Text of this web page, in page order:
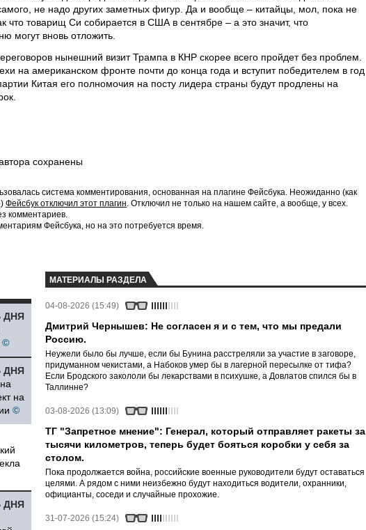
не надо других заметных фигур. Да и вообще – китайцы, мол, пока не
что товарищ Си собирается в США в сентябре – а это значит, что
могут вновь отложить.
нынешний визит Трампа в КНР скорее всего пройдет без проблем.
на американском фронте почти до конца года и вступит победителем в год
Китая его полномочия на посту лидера страны будут продлены на
сохранены
система комментирования, основанная на плагине Фейсбука. Неожиданно (как
Фейсбук отключил этот плагин. Отключил не только на нашем сайте, а вообще, у всех.
комментариев.
Фейсбука, но на это потребуется время.
ДНЯ
©
ДНЯ
на
©
ДНЯ
МАТЕРИАЛЫ РАЗДЕЛА
04-08-2026 (15:49)
Дмитрий Чернышев: Не согласен я и с тем, что мы предали
Россию.
Неужели было бы лучше, если бы Бунина расстреляли за участие в заговоре,
придуманном чекистами, а Набоков умер бы в лагерной пересылке от тифа?
Если Бродского закололи бы лекарствами в психушке, а Довлатов спился бы в
Таллинне?
03-08-2026 (13:09)
ТГ "Запретное мнение": Генерал, который отправляет ракеты за
тысячи километров, теперь будет бояться коробки у себя за
столом.
Пока продолжается война, российские военные руководители будут оставаться
целями. А рядом с ними неизбежно будут находиться водители, охранники,
официанты, соседи и случайные прохожие.
31-07-2026 (15:24)